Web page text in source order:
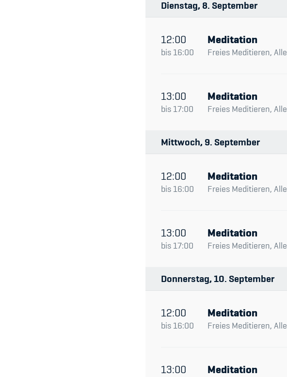
Dienstag 8 September
12:00
bis 16:00
Meditation
Freies Meditieren, Alle
13:00
bis 17:00
Meditation
Freies Meditieren, Alle
Mittwoch 9 September
12:00
bis 16:00
Meditation
Freies Meditieren, Alle
13:00
bis 17:00
Meditation
Freies Meditieren, Alle
Donnerstag 10 September
12:00
bis 16:00
Meditation
Freies Meditieren, Alle
13:00 Meditation